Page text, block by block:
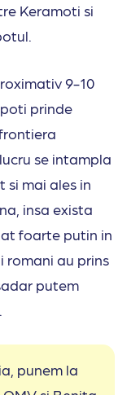
Keramoti si
9-10
prinde
se intampla
si mai ales in
insa exista
foarte putin in
romani au prins
putem
punem la